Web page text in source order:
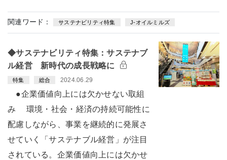
関連ワード： サステナビリティ特集 J-オイルミルズ
◆サステナビリティ特集：サステナブ
ル経営 新時代の成長戦略に
特集 総合 2024.06.29
●企業価値向上には欠かせない取組
み 環境・社会・経済の持続可能性に
配慮しながら、事業を継続的に発展さ
せていく「サステナブル経営」が注目
されている。企業価値向上には欠かせ